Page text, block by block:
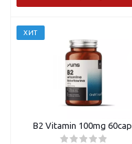
ХИТ
B2 Vitamin 100mg 60cap